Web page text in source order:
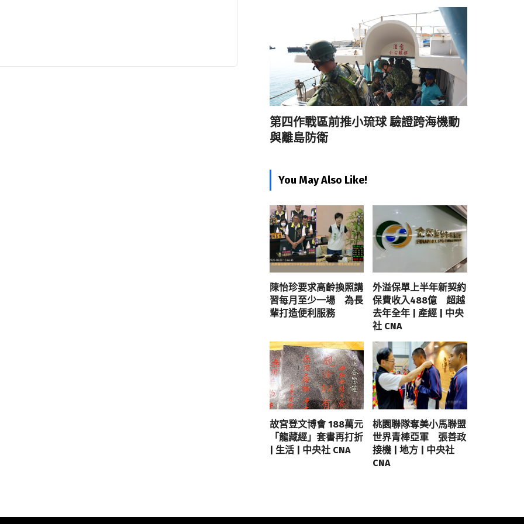
第四作戰區前推小琉球 驗證跨海機動
與離島防衛
You May Also Like!
陳怡珍要求高齡換照講
習每月至少一場 為長
輩打造便利服務
外溢保單上半年新契約
保費收入488億 超越
去年全年 | 產經 | 中央
社 CNA
故宮登文博會 188萬元
「龍藏經」套書再打折
| 生活 | 中央社 CNA
桃園聯隊奪美小馬聯盟
世界青棒亞軍 張善政
接機 | 地方 | 中央社
CNA